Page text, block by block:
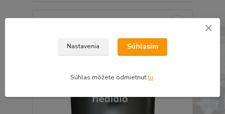
Nastavenia Súhlasím
Súhlas môžete odmietnuťtu.